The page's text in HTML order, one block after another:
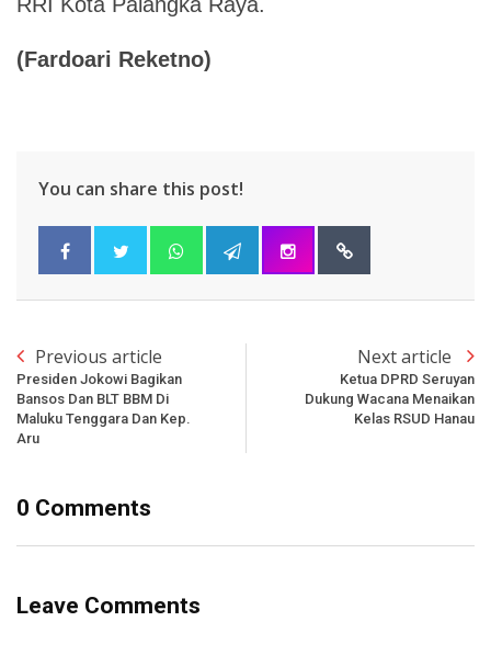
(Fardoari Reketno)
You can share this post!
Previous article
Presiden Jokowi Bagikan
Bansos Dan BLT BBM Di
Maluku Tenggara Dan Kep.
Aru
Next article
Ketua DPRD Seruyan
Dukung Wacana Menaikan
Kelas RSUD Hanau
0 Comments
Leave Comments